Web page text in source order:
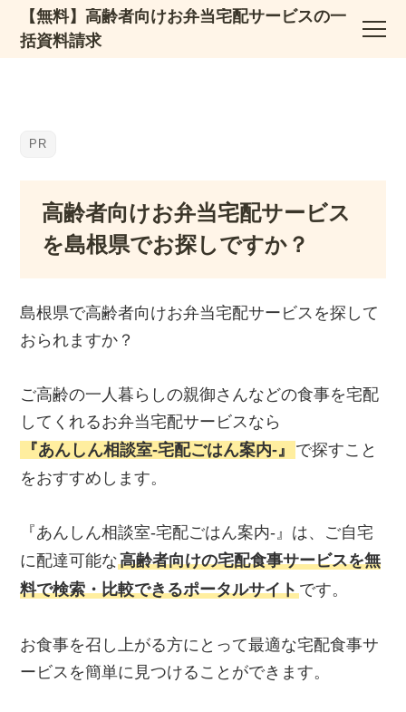
【無料】高齢者向けお弁当宅配サービスの一
括資料請求
高齢者向けお弁当宅配サービス
を島根県でお探しですか？
島根県で高齢者向けお弁当宅配サービスを探して
おられますか？
ご高齢の一人暮らしの親御さんなどの食事を宅配
してくれるお弁当宅配サービスなら
『あんしん相談室‐宅配ごはん案内‐』
で探すこと
をおすすめします。
『あんしん相談室‐宅配ごはん案内‐』は、ご自宅
に配達可能な高齢者向けの宅配食事サービスを無
料で検索・比較できるポータルサイトです。
お食事を召し上がる方にとって最適な宅配食事サ
ービスを簡単に見つけることができます。